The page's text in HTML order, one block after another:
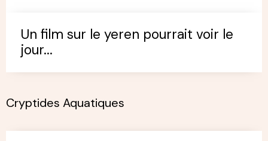
Un film sur le yeren pourrait voir le
jour...
Cryptides Aquatiques